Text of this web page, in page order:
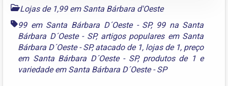
Lojas de 1,99 em Santa Bárbara d'Oeste
99 em Santa Bárbara D´Oeste - SP, 99 na Santa
Bárbara D´Oeste - SP, artigos populares em Santa
Bárbara D´Oeste - SP,atacado de 1, lojas de 1, preço
em Santa Bárbara D´Oeste - SP, produtos de 1e
variedade em Santa Bárbara D´Oeste - SP